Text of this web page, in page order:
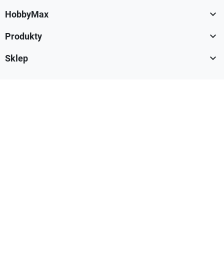
HobbyMax 
Produkty 
Sklep 